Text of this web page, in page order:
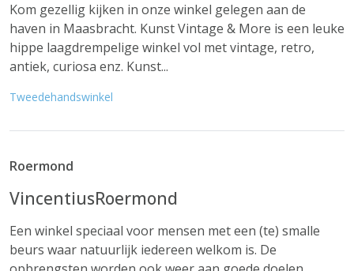
Kom gezellig kijken in onze winkel gelegen aan de
haven in Maasbracht. Kunst Vintage & More is een leuke
hippe laagdrempelige winkel vol met vintage, retro,
antiek, curiosa enz. Kunst...
Tweedehandswinkel
Roermond
VincentiusRoermond
Een winkel speciaal voor mensen met een (te) smalle
beurs waar natuurlijk iedereen welkom is. De